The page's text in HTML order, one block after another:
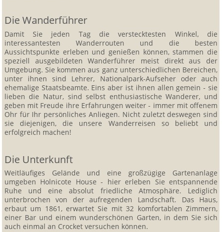
Die Wanderführer
Damit Sie jeden Tag die verstecktesten Winkel, die
interessantesten Wanderrouten und die besten
Aussichtspunkte erleben und genießen können, stammen die
speziell ausgebildeten Wanderführer meist direkt aus der
Umgebung. Sie kommen aus ganz unterschiedlichen Bereichen,
unter ihnen sind Lehrer, Nationalpark-Aufseher oder auch
ehemalige Staatsbeamte. Eins aber ist ihnen allen gemein - sie
lieben die Natur, sind selbst enthusiastische Wanderer, und
geben mit Freude ihre Erfahrungen weiter - immer mit offenem
Ohr für Ihr persönliches Anliegen. Nicht zuletzt deswegen sind
sie diejenigen, die unsere Wanderreisen so beliebt und
erfolgreich machen!
Die Unterkunft
Weitläufiges Gelände und eine großzügige Gartenanlage
umgeben Holnicote House - hier erleben Sie entspannende
Ruhe und eine absolut friedliche Atmosphäre. Lediglich
unterbrochen von der aufregenden Landschaft. Das Haus,
erbaut um 1861, erwartet Sie mit 32 komfortablen Zimmern,
einer Bar und einem wunderschönen Garten, in dem Sie sich
auch einmal an Crocket versuchen können.